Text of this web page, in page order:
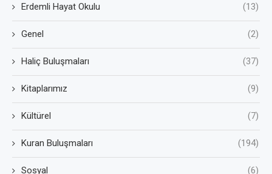
Erdemli Hayat Okulu (13)
Genel (2)
Haliç Buluşmaları (37)
Kitaplarımız (9)
Kültürel (7)
Kuran Buluşmaları (194)
Sosyal (6)